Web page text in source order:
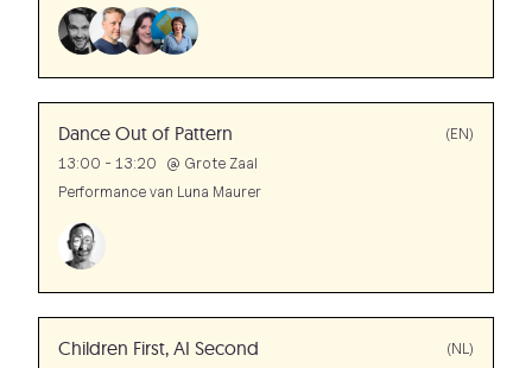
(EN)
Dance Out of Pattern
13:00 - 13:20 @ Grote Zaal
Performance van Luna Maurer
(NL)
Children First, AI Second